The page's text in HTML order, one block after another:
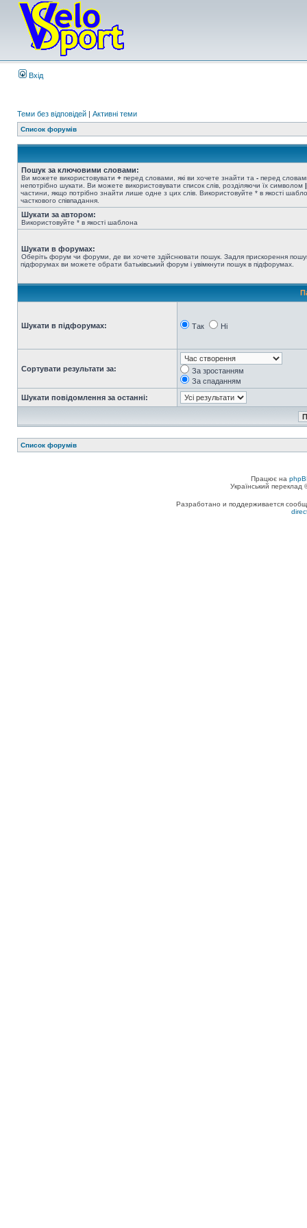
Вхід
Теми без відповідей | Активні теми
Список форумів
Пошук за ключовими словами:
Ви можете використовувати + перед словами, які ви хочете знайти та - перед
непотрібно шукати. Ви можете використовувати список слів, розділяючи їх символом |
частини, якщо потрібно знайти лише одне з цих слів. Використовуйте * в якості
часткового співпадання.
Шукати за автором:
Використовуйте * в якості шаблона
Шукати в форумах:
Оберіть форум чи форуми, де ви хочете здійснювати пошук. Задля прискорення
підфорумах ви можете обрати батьківський форум і увімкнути пошук в підфорумах.
Шукати в підфорумах: Так Ні
Сортувати результати за:
За зростанням
За спаданням
Шукати повідомлення за останні:
Список форумів
Працює на
Український
Разработано и поддерживается